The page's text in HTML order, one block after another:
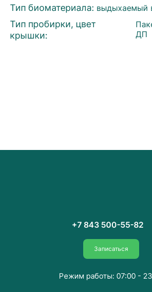
Тип биоматериала: выдыхаемый
Тип пробирки, цвет
крышки:
ДП
+7 843 500-55-82
Записаться
Режим работы: 07:00 -